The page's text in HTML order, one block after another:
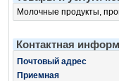
Молочные продукты,
Контактная
Почтовый адрес
Приемная